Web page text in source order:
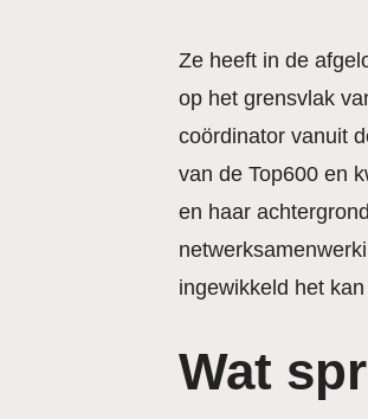
Ze heeft in de
op het grensvlak
coördinator vanuit
van de Top600 en
en haar
ingewikkeld het
Wat